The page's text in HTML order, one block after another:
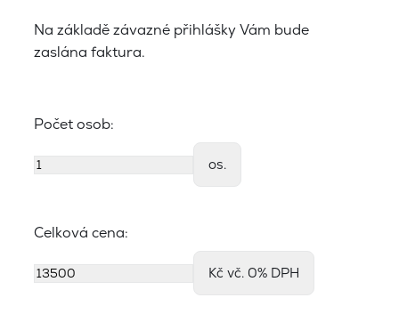
Na základě závazné přihlášky Vám bude
zaslána faktura.
Počet osob:
os.
Celková cena:
Kč vč. 0% DPH